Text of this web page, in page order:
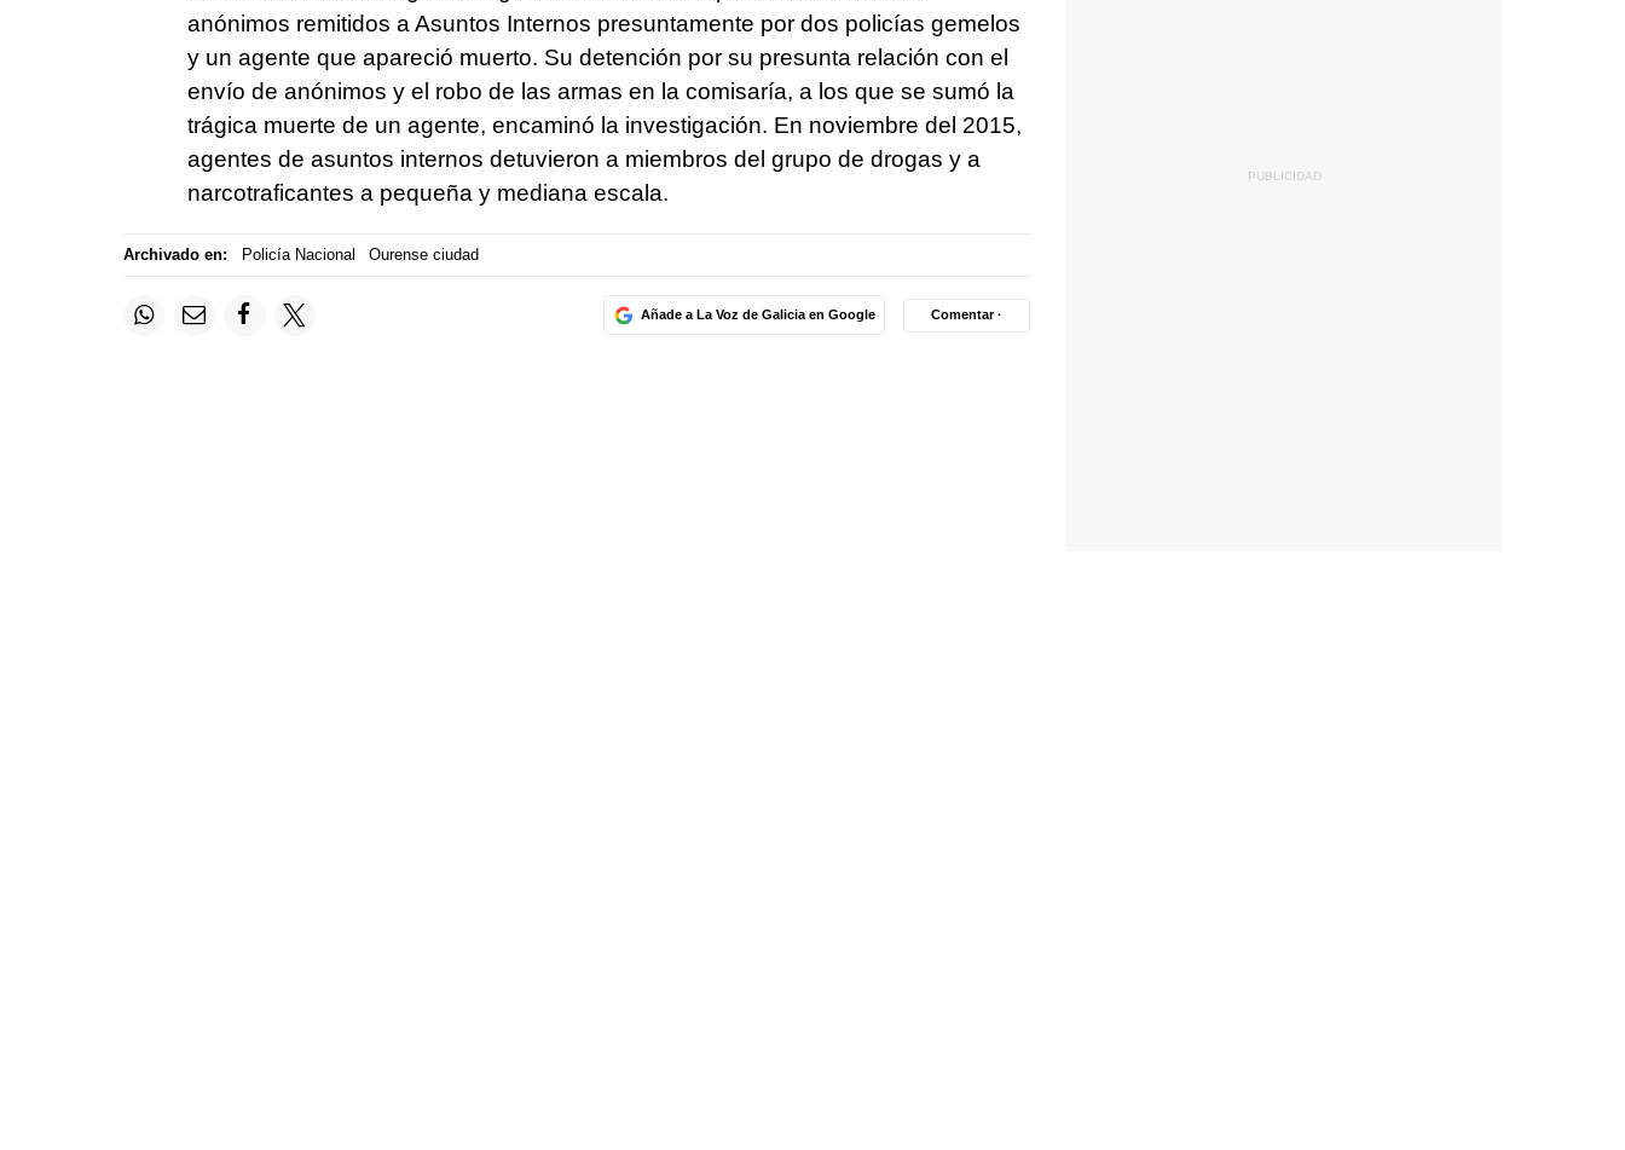
anónimos remitidos a Asuntos Internos presuntamente por dos policías gemelos
y un agente que apareció muerto. Su detención por su presunta relación con el
envío de anónimos y el robo de las armas en la comisaría, a los que se sumó la
trágica muerte de un agente, encaminó la investigación. En noviembre del 2015,
agentes de asuntos internos detuvieron a miembros del grupo de drogas y a
narcotraficantes a pequeña y mediana escala.
Archivado en: Policía Nacional Ourense ciudad
Añade a La Voz de Galicia en Google Comentar ·